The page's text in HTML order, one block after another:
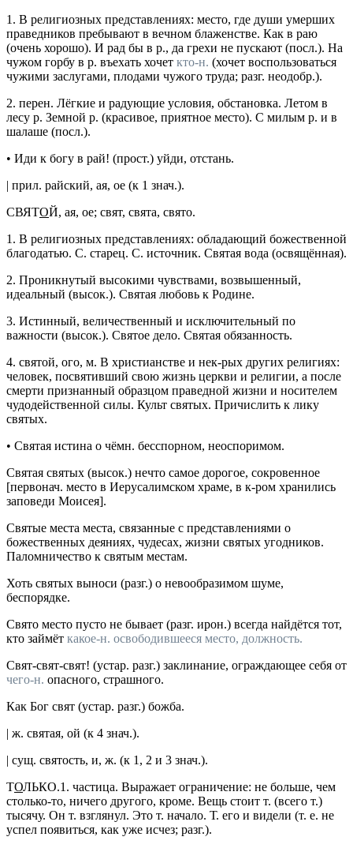
1. В религиозных представлениях: место, где души умерших
праведников пребывают в вечном блаженстве. Как в раю
(очень хорошо). И рад бы в р., да грехи не пускают (посл.). На
чужом горбу в р. въехать хочет кто-н. (хочет воспользоваться
чужими заслугами, плодами чужого труда; разг. неодобр.).
2. перен. Лёгкие и радующие условия, обстановка. Летом в
лесу р. Земной р. (красивое, приятное место). С милым р. и в
шалаше (посл.).
• Иди к богу в рай! (прост.) уйди, отстань.
| прил. райский, ая, ое (к 1 знач.).
СВЯТОЙ, ая, ое; свят, свята, свято.
1. В религиозных представлениях: обладающий божественной
благодатью. С. старец. С. источник. Святая вода (освящённая).
2. Проникнутый высокими чувствами, возвышенный,
идеальный (высок.). Святая любовь к Родине.
3. Истинный, величественный и исключительный по
важности (высок.). Святое дело. Святая обязанность.
4. святой, ого, м. В христианстве и нек-рых других религиях:
человек, посвятивший свою жизнь церкви и религии, а после
смерти признанный образцом праведной жизни и носителем
чудодейственной силы. Культ святых. Причислить к лику
святых.
• Святая истина о чёмн. бесспорном, неоспоримом.
Святая святых (высок.) нечто самое дорогое, сокровенное
[первонач. место в Иерусалимском храме, в к-ром хранились
заповеди Моисея].
Святые места места, связанные с представлениями о
божественных деяниях, чудесах, жизни святых угодников.
Паломничество к святым местам.
Хоть святых выноси (разг.) о невообразимом шуме,
беспорядке.
Свято место пусто не бывает (разг. ирон.) всегда найдётся тот,
кто займёт какое-н. освободившееся место, должность.
Свят-свят-свят! (устар. разг.) заклинание, ограждающее себя от
чего-н. опасного, страшного.
Как Бог свят (устар. разг.) божба.
| ж. святая, ой (к 4 знач.).
| сущ. святость, и, ж. (к 1, 2 и 3 знач.).
ТОЛЬКО.1. частица. Выражает ограничение: не больше, чем
столько-то, ничего другого, кроме. Вещь стоит т. (всего т.)
тысячу. Он т. взглянул. Это т. начало. Т. его и видели (т. е. не
успел появиться, как уже исчез; разг.).